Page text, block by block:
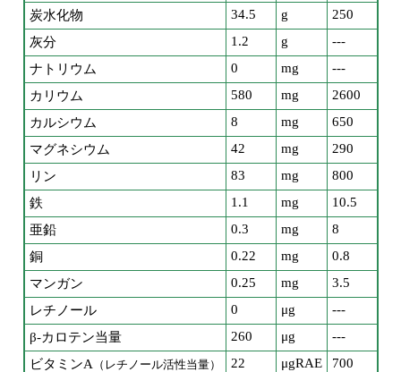
炭水化物
34.5 g
250
灰分
1.2 g
---
ナトリウム
0 mg
---
カリウム
580 mg
2600
カルシウム
8 mg
650
マグネシウム
42 mg
290
リン
83 mg
800
鉄
1.1 mg
10.5
亜鉛
0.3 mg
8
銅
0.22 mg
0.8
マンガン
0.25 mg
3.5
レチノール
0 μg
---
β-カロテン当量
260 μg
---
ビタミンA（レチノール活性当量） 22 μgRAE
700